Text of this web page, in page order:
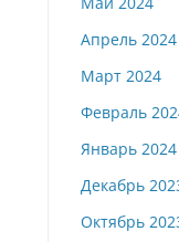
Апрель 2024
Март 2024
Февраль
Январь 2024
Декабрь
Октябрь